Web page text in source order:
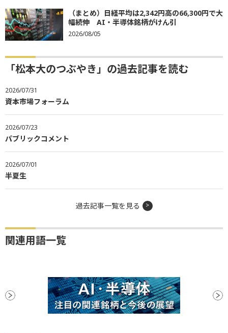
（まとめ）日経平均は2,342円高の66,300円で大
幅続伸 AI・半導体銘柄がけん引
2026/08/05
「松本大のつぶやき」の過去記事を読む
2026/07/31
資本市場フォーラム
2026/07/23
パブリックコメント
2026/07/01
半夏生
過去記事一覧を見る
関連用語一覧